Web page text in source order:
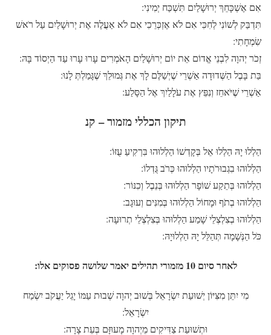
אִם אֶשְׁכָּחֵךְ יְרוּשָׁלַיִם תִּשְׁכַּח יְמִינִי:
תִּדְבַּק לְשׁוֹנִי לְחִכִּי אִם לֹא אֶזְכְּרֵכִי אִם לֹא אַעֲלֶה אֶת יְרוּשָׁלַיִם עַל רֹאשׁ
שִׂמְחָתִי:
זְכֹר יְהוָה לִבְנֵי אֱדוֹם אֵת יוֹם יְרוּשָׁלַיִם הָאֹמְרִים עָרוּ עָרוּ עַד הַיְסוֹד בָּהּ:
בַּת בָּבֶל הַשְּׁדוּדָה אַשְׁרֵי שֶׁיְשַׁלֶּם לָךְ אֶת גְּמוּלֵךְ שֶׁגָּמַלְתְּ לָנוּ:
אַשְׁרֵי שֶׁיֹּאחֵז וְנִפֵּץ אֶת עֹלָלַיִךְ אֶל הַסָּלַע:
תיקון הכללי מזמור – קנ
הַלְלוּ יָהּ הַלְלוּ אֵל בְּקָדְשׁוֹ הַלְלוּהוּ בִּרְקִיעַ עֻזּוֹ:
הַלְלוּהוּ בִגְבוּרֹתָיו הַלְלוּהוּ כְּרֹב גֻּדְלוֹ:
הַלְלוּהוּ בְּתֵקַע שׁוֹפָר הַלְלוּהוּ בְּנֵבֶל וְכִנּוֹר:
הַלְלוּהוּ בְתֹף וּמָחוֹל הַלְלוּהוּ בְּמִנִּים וְעוּגָב:
הַלְלוּהוּ בְצִלְצְלֵי שָׁמַע הַלְלוּהוּ בְּצִלְצְלֵי תְרוּעָה:
כֹּל הַנְּשָׁמָה תְּהַלֵּל יָהּ הַלְלוּיָהּ:
לאחר סיום 10 מזמורי תהילים יאמר שלושה פסוקים אלו:
מִי יִתֵּן מִצִּיּוֹן יְשׁוּעַת יִשְׂרָאֵל בְּשׁוּב יְהוָה שְׁבוּת עַמּוֹ יָגֵל יַעֲקֹב יִשְׂמַח
יִשְׂרָאֵל:
וּתְשׁוּעַת צַדִּיקִים מֵיְהוָה מָעוּזָּם בְּעֵת צָרָה: